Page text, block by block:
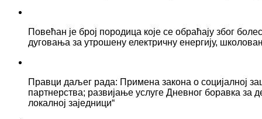
Повећан је број породица које се обраћају због
дуговања за утрошену електричну енергију,
Правци даљег рада: Примена закона о социјалној
партнерства; развијање услуге Дневног боравка
локалној заједници“